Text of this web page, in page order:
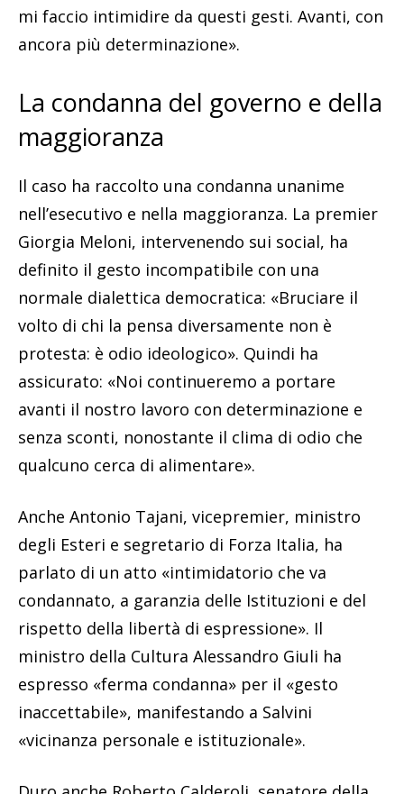
mi faccio intimidire da questi gesti. Avanti, con
ancora più determinazione».
La condanna del governo e della
maggioranza
Il caso ha raccolto una condanna unanime
nell’esecutivo e nella maggioranza. La premier
Giorgia Meloni, intervenendo sui social, ha
definito il gesto incompatibile con una
normale dialettica democratica: «Bruciare il
volto di chi la pensa diversamente non è
protesta: è odio ideologico». Quindi ha
assicurato: «Noi continueremo a portare
avanti il nostro lavoro con determinazione e
senza sconti, nonostante il clima di odio che
qualcuno cerca di alimentare».
Anche Antonio Tajani, vicepremier, ministro
degli Esteri e segretario di Forza Italia, ha
parlato di un atto «intimidatorio che va
condannato, a garanzia delle Istituzioni e del
rispetto della libertà di espressione». Il
ministro della Cultura Alessandro Giuli ha
espresso «ferma condanna» per il «gesto
inaccettabile», manifestando a Salvini
«vicinanza personale e istituzionale».